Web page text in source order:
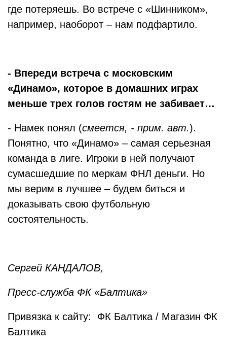
где потеряешь. Во встрече с «Шинником»,
например, наоборот – нам подфартило.
- Впереди встреча с московским
«Динамо», которое в домашних играх
меньше трех голов гостям не забивает…
- Намек понял (смеется, - прим. авт.).
Понятно, что «Динамо» – самая серьезная
команда в лиге. Игроки в ней получают
сумасшедшие по меркам ФНЛ деньги. Но
мы верим в лучшее – будем биться и
доказывать свою футбольную
состоятельность.
Сергей КАНДАЛОВ,
Пресс-служба ФК «Балтика»
Привязка к сайту: ФК Балтика / Магазин ФК
Балтика